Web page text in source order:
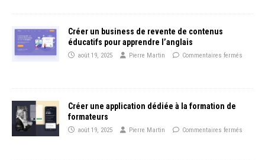
Créer un business de revente de contenus
éducatifs pour apprendre l’anglais
août 19, 2025 Pierre Martin Commentaires fermés
Créer une application dédiée à la formation de
formateurs
août 19, 2025 Pierre Martin Commentaires fermés